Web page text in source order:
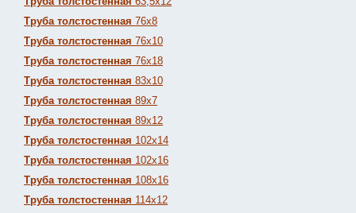
Труба толстостенная 76х8
Труба толстостенная 76х10
Труба толстостенная 76х18
Труба толстостенная 83х10
Труба толстостенная 89х7
Труба толстостенная 89х12
Труба толстостенная 102х14
Труба толстостенная 102х16
Труба толстостенная 108х16
Труба толстостенная 114х12